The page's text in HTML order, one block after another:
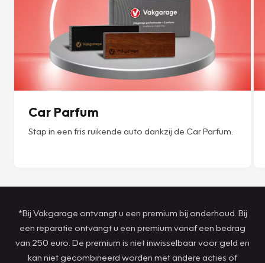
Car Parfum
Stap in een fris ruikende auto dankzij de Car Parfum.
*Bij Vakgarage ontvangt u een premium bij onderhoud. Bij
een reparatie ontvangt u een premium vanaf een bedrag
van 250 euro. De premium is niet inwisselbaar voor geld en
kan niet gecombineerd worden met andere acties of